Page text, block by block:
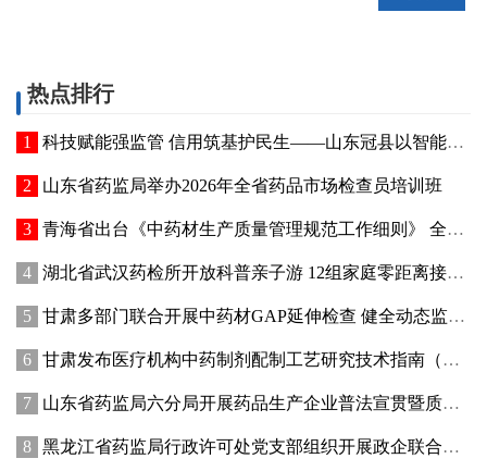
热点排行
科技赋能强监管 信用筑基护民生——山东冠县以智能管控提质“两定机构”医保服务能力
山东省药监局举办2026年全省药品市场检查员培训班
青海省出台《中药材生产质量管理规范工作细则》 全面强化中药材质量源头管控
湖北省武汉药检所开放科普亲子游 12组家庭零距离接触药品检验
甘肃多部门联合开展中药材GAP延伸检查 健全动态监管机制
甘肃发布医疗机构中药制剂配制工艺研究技术指南（试行）
山东省药监局六分局开展药品生产企业普法宣贯暨质量管理提升座谈交流活动
黑龙江省药监局行政许可处党支部组织开展政企联合主题党日活动